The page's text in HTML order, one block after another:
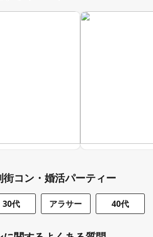
コン・婚活パーティー
30代 アラサー 40代